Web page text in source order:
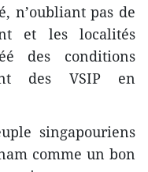
n’oubliant pas de
et les localités
des conditions
des VSIP en
singapouriens
comme un bon